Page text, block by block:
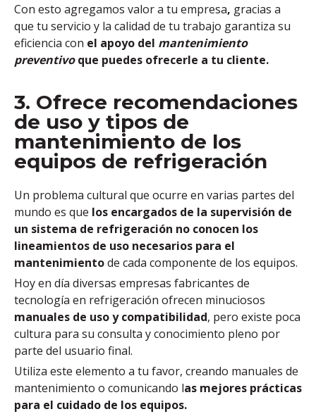
Con esto agregamos valor a tu empresa, gracias a
que tu servicio y la calidad de tu trabajo garantiza su
eficiencia con el apoyo del mantenimiento
preventivoque puedes ofrecerle a tu cliente.
3. Ofrece recomendaciones
de uso y tipos de
mantenimiento de los
equipos de refrigeración
Un problema cultural que ocurre en varias partes del
mundo es que los encargados de la supervisión de
un sistema de refrigeración no conocen los
lineamientos de uso necesarios para el
mantenimientode cada componente de los equipos.
Hoy en día diversas empresas fabricantes de
tecnología en refrigeración ofrecen minuciosos
manuales de uso y compatibilidad, pero existe poca
cultura para su consulta y conocimiento pleno por
parte del usuario final.
Utiliza este elemento a tu favor, creando manuales de
mantenimiento o comunicando las mejores prácticas
para el cuidado de los equipos.